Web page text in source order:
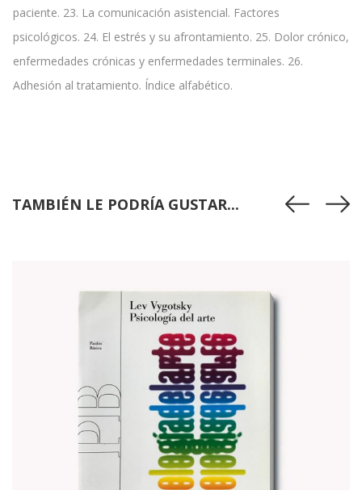
paciente. 23. La comunicación asistencial. Factores
psicológicos. 24. El estrés y su afrontamiento. 25. Dolor crónico,
enfermedades crónicas y enfermedades terminales. 26.
Adhesión al tratamiento. Índice alfabético.
TAMBIÉN LE PODRÍA GUSTAR...